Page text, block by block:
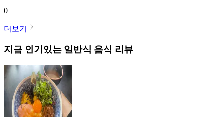
0
더보기
지금 인기있는 일반식 음식 리뷰